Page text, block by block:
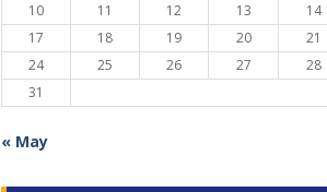
10
11 12 13 14
17
18 19 20 21
24
25 26 27 28
31
« May